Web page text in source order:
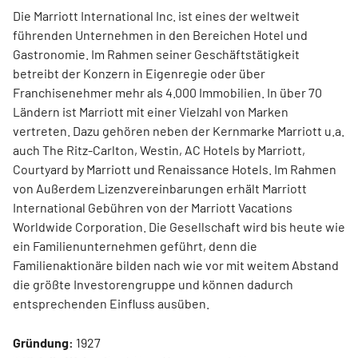
Die Marriott International Inc. ist eines der weltweit
führenden Unternehmen in den Bereichen Hotel und
Gastronomie. Im Rahmen seiner Geschäftstätigkeit
betreibt der Konzern in Eigenregie oder über
Franchisenehmer mehr als 4.000 Immobilien. In über 70
Ländern ist Marriott mit einer Vielzahl von Marken
vertreten. Dazu gehören neben der Kernmarke Marriott u.a.
auch The Ritz-Carlton, Westin, AC Hotels by Marriott,
Courtyard by Marriott und Renaissance Hotels. Im Rahmen
von Außerdem Lizenzvereinbarungen erhält Marriott
International Gebühren von der Marriott Vacations
Worldwide Corporation. Die Gesellschaft wird bis heute wie
ein Familienunternehmen geführt, denn die
Familienaktionäre bilden nach wie vor mit weitem Abstand
die größte Investorengruppe und können dadurch
entsprechenden Einfluss ausüben.
Gründung: 1927